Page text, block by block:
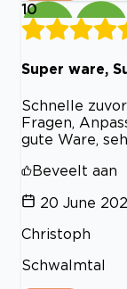
10
Super ware,
Schnelle
Fragen,
gute Ware,
Beveelt aan
20 June
Christoph
Schwalmtal